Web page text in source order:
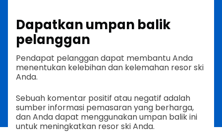
Dapatkan umpan balik
pelanggan
Pendapat pelanggan dapat membantu Anda
menentukan kelebihan dan kelemahan resor ski
Anda.
Sebuah komentar positif atau negatif adalah
sumber informasi pemasaran yang berharga,
dan Anda dapat menggunakan umpan balik ini
untuk meningkatkan resor ski Anda.